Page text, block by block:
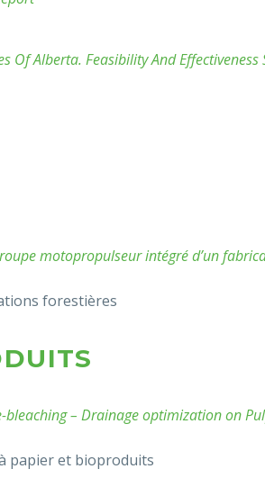
Of Alberta. Feasibility And Effectiveness
motopropulseur intégré d’un
forestières
– Drainage optimization on
papier et bioproduits